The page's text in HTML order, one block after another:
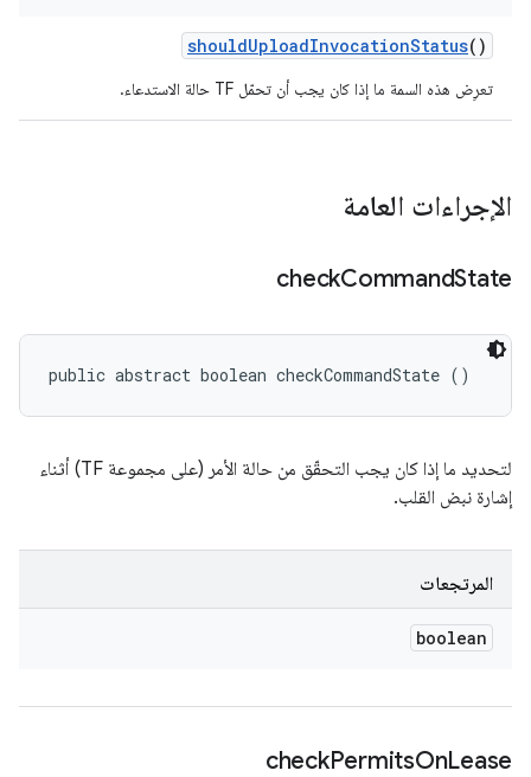
shouldUploadInvocationStatus()
تعرِض هذه السمة ما إذا كان يجب أن تحمّل TF حالة الاستدعاء.
الإجراءات العامة
checkCommandState
public abstract boolean checkCommandState ()
لتحديد ما إذا كان يجب التحقّق من حالة الأمر (على مجموعة TF) أثناء
إشارة نبض القلب.
المرتجعات
boolean
checkPermitsOnLease